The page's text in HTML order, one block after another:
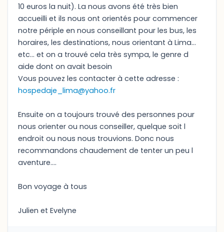
10 euros la nuit). La nous avons été très bien
accueilli et ils nous ont orientés pour commencer
notre périple en nous conseillant pour les bus, les
horaires, les destinations, nous orientant à Lima…
etc… et on a trouvé cela très sympa, le genre d
aide dont on avait besoin
Vous pouvez les contacter à cette adresse :
hospedaje_lima@yahoo.fr
Ensuite on a toujours trouvé des personnes pour
nous orienter ou nous conseiller, quelque soit l
endroit ou nous nous trouvions. Donc nous
recommandons chaudement de tenter un peu l
aventure….
Bon voyage à tous
Julien et Evelyne